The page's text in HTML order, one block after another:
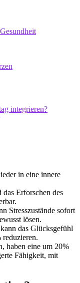
integrieren?
in eine innere
Erforschen des
Stresszustände sofort
lösen.
das Glücksgefühl
haben eine um 20%
Fähigkeit, mit